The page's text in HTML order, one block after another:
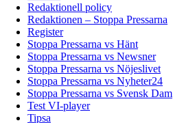
Redaktionell policy
Redaktionen – Stoppa Pressarna
Register
Stoppa Pressarna vs Hänt
Stoppa Pressarna vs Newsner
Stoppa Pressarna vs Nöjeslivet
Stoppa Pressarna vs Nyheter24
Stoppa Pressarna vs Svensk Dam
Test VI-player
Tipsa